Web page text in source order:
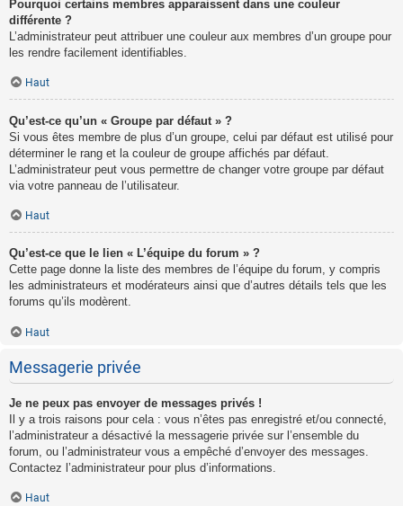
Pourquoi certains membres apparaissent dans une couleur
différente ?
L’administrateur peut attribuer une couleur aux membres d’un groupe pour
les rendre facilement identifiables.
Haut
Qu’est-ce qu’un « Groupe par défaut » ?
Si vous êtes membre de plus d’un groupe, celui par défaut est utilisé pour
déterminer le rang et la couleur de groupe affichés par défaut.
L’administrateur peut vous permettre de changer votre groupe par défaut
via votre panneau de l’utilisateur.
Haut
Qu’est-ce que le lien « L’équipe du forum » ?
Cette page donne la liste des membres de l’équipe du forum, y compris
les administrateurs et modérateurs ainsi que d’autres détails tels que les
forums qu’ils modèrent.
Haut
Messagerie privée
Je ne peux pas envoyer de messages privés !
Il y a trois raisons pour cela : vous n’êtes pas enregistré et/ou connecté,
l’administrateur a désactivé la messagerie privée sur l’ensemble du
forum, ou l’administrateur vous a empêché d’envoyer des messages.
Contactez l’administrateur pour plus d’informations.
Haut